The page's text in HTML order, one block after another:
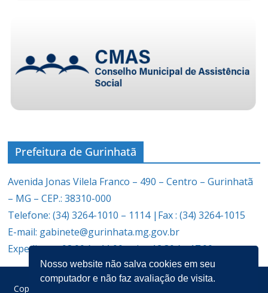
Prefeitura de Gurinhatã
Avenida Jonas Vilela Franco – 490 – Centro – Gurinhatã
– MG – CEP.: 38310-000
Telefone: (34) 3264-1010 – 1114 |Fax : (34) 3264-1015
E-mail: gabinete@gurinhata.mg.gov.br
Expediente: 08:00 às 11:00 e das 12:30 às 17:00
Copyright © 2026
Nosso website não salva cookies em seu
computador e não faz avaliação de visita.